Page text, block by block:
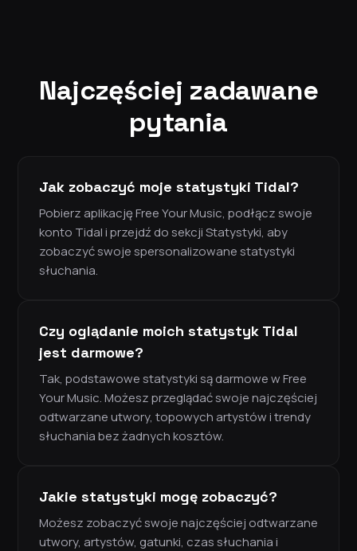
Najczęściej zadawane
pytania
Jak zobaczyć moje statystyki Tidal?
Pobierz aplikację Free Your Music, podłącz swoje
konto Tidal i przejdź do sekcji Statystyki, aby
zobaczyć swoje spersonalizowane statystyki
słuchania.
Czy oglądanie moich statystyk Tidal
jest darmowe?
Tak, podstawowe statystyki są darmowe w Free
Your Music. Możesz przeglądać swoje najczęściej
odtwarzane utwory, topowych artystów i trendy
słuchania bez żadnych kosztów.
Jakie statystyki mogę zobaczyć?
Możesz zobaczyć swoje najczęściej odtwarzane
utwory, artystów, gatunki, czas słuchania i